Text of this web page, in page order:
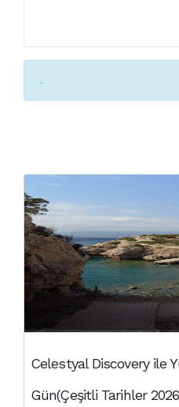
.
Celestyal Discovery ile
Gün(Çeşitli Tarihler